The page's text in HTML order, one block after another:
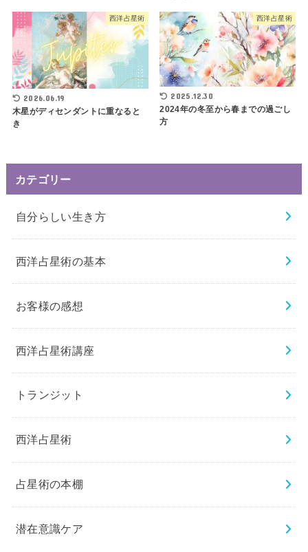
西洋占星術
2026.06.19
木星がディセンダントに重なると
き
西洋占星術
2025.12.30
2024年の冬至から春までの過ごし
方
カテゴリー
自分らしい生き方
西洋占星術の基本
お客様の感想
西洋占星術講座
トランジット
西洋占星術
占星術の本棚
潜在意識ケア